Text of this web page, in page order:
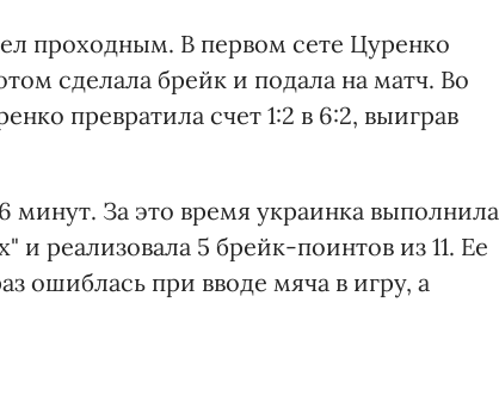
проходным. В первом сете Цуренко
сделала брейк и подала на матч. Во
превратила счет 1:2 в 6:2, выиграв
минут. За это время украинка выполнила
реализовала 5 брейк-поинтов из 11. Ее
ошиблась при вводе мяча в игру, а